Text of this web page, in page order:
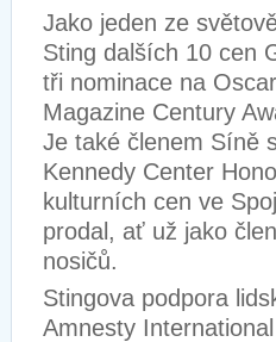
Jako jeden ze
Sting dalších 10 cen
tři nominace na
Magazine Century
Je také členem Síně
Kennedy Center
kulturních cen ve
prodal, ať už jako
nosičů.
Stingova podpora
Amnesty